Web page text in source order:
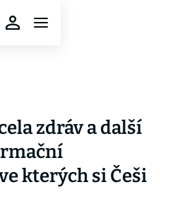
zdráv a další
kterých si Češi